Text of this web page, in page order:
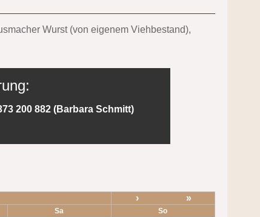
Wurst (von eigenem Viehbestand),
200 882 (Barbara Schmitt)
› »
Sa
So